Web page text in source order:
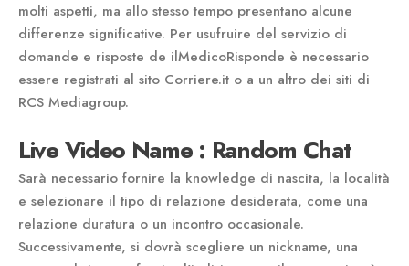
molti aspetti, ma allo stesso tempo presentano alcune
differenze significative. Per usufruire del servizio di
domande e risposte de ilMedicoRisponde è necessario
essere registrati al sito Corriere.it o a un altro dei siti di
RCS Mediagroup.
Live Video Name : Random Chat
Sarà necessario fornire la knowledge di nascita, la località
e selezionare il tipo di relazione desiderata, come una
relazione duratura o un incontro occasionale.
Successivamente, si dovrà scegliere un nickname, una